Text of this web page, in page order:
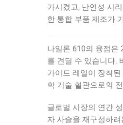
가시켰고, 난연성 시
한 통합 부품 제조가
나일론 610의 융점은
를 견딜 수 있습니다.
가이드 레일이 장착
학 기술 혈관으로의
글로벌 시장의 연간
자 사슬을 재구성하